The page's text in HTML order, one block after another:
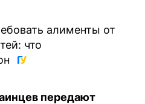
алименты от
что
передают